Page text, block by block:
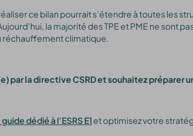
ce bilan pourrait s’étendre à toutes les
la majorité des TPE et PME ne sont
réchauffement climatique.
par la directive CSRD et souhaitez préparer
dédié à l’ESRS E1et optimisez votre